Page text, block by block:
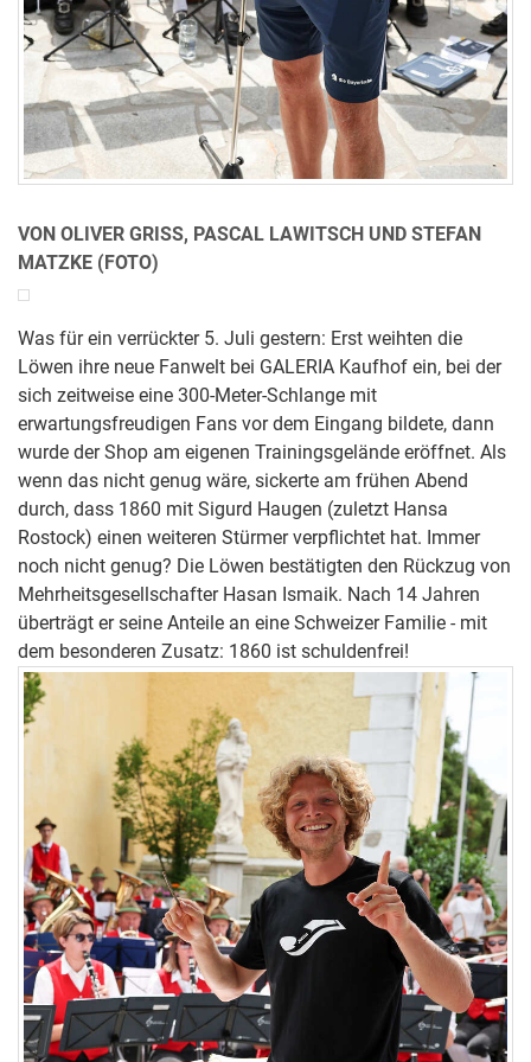
VON OLIVER GRISS, PASCAL LAWITSCH UND STEFAN
MATZKE (FOTO)
Was für ein verrückter 5. Juli gestern: Erst weihten die
Löwen ihre neue Fanwelt bei GALERIA Kaufhof ein, bei der
sich zeitweise eine 300-Meter-Schlange mit
erwartungsfreudigen Fans vor dem Eingang bildete, dann
wurde der Shop am eigenen Trainingsgelände eröffnet. Als
wenn das nicht genug wäre, sickerte am frühen Abend
durch, dass 1860 mit Sigurd Haugen (zuletzt Hansa
Rostock) einen weiteren Stürmer verpflichtet hat. Immer
noch nicht genug? Die Löwen bestätigten den Rückzug von
Mehrheitsgesellschafter Hasan Ismaik. Nach 14 Jahren
überträgt er seine Anteile an eine Schweizer Familie - mit
dem besonderen Zusatz: 1860 ist schuldenfrei!